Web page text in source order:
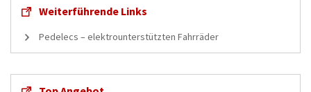
Weiterführende Links
Pedelecs – elektrounterstützten Fahrräder